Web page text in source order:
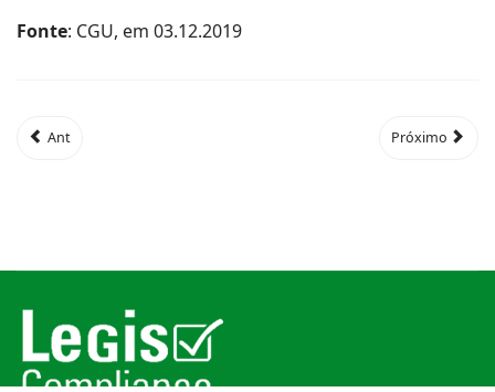
Fonte: CGU, em 03.12.2019
Ant Próximo